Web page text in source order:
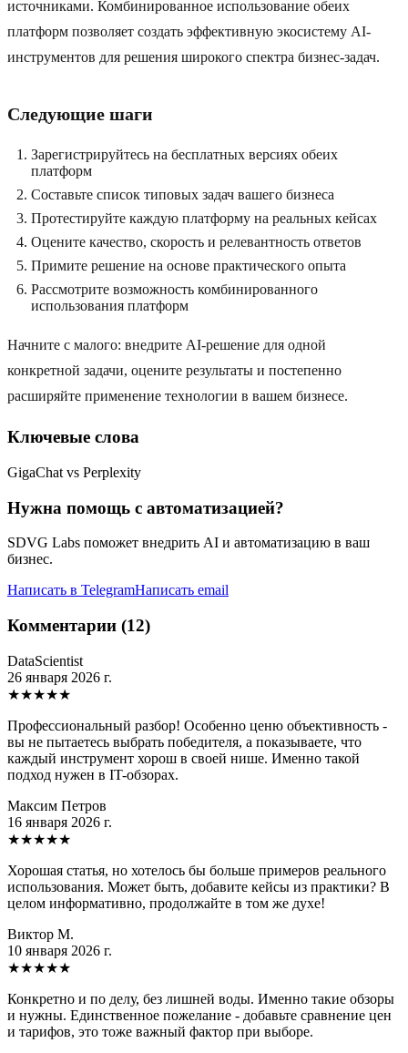
источниками. Комбинированное использование обеих
платформ позволяет создать эффективную экосистему AI-
инструментов для решения широкого спектра бизнес-задач.
Следующие шаги
Зарегистрируйтесь на бесплатных версиях обеих
платформ
Составьте список типовых задач вашего бизнеса
Протестируйте каждую платформу на реальных кейсах
Оцените качество, скорость и релевантность ответов
Примите решение на основе практического опыта
Рассмотрите возможность комбинированного
использования платформ
Начните с малого: внедрите AI-решение для одной
конкретной задачи, оцените результаты и постепенно
расширяйте применение технологии в вашем бизнесе.
Ключевые слова
GigaChat vs Perplexity
Нужна помощь с автоматизацией?
SDVG Labs поможет внедрить AI и автоматизацию в ваш
бизнес.
Написать в TelegramНаписать email
Комментарии (12)
DataScientist
26 января 2026 г.
★★★★★
Профессиональный разбор! Особенно ценю объективность -
вы не пытаетесь выбрать победителя, а показываете, что
каждый инструмент хорош в своей нише. Именно такой
подход нужен в IT-обзорах.
Максим Петров
16 января 2026 г.
★★★★★
Хорошая статья, но хотелось бы больше примеров реального
использования. Может быть, добавите кейсы из практики? В
целом информативно, продолжайте в том же духе!
Виктор М.
10 января 2026 г.
★★★★★
Конкретно и по делу, без лишней воды. Именно такие обзоры
и нужны. Единственное пожелание - добавьте сравнение цен
и тарифов, это тоже важный фактор при выборе.